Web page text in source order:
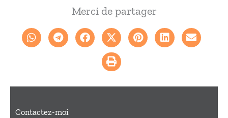
Merci de partager
Contactez-moi